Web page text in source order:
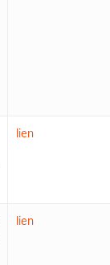
lien
lien